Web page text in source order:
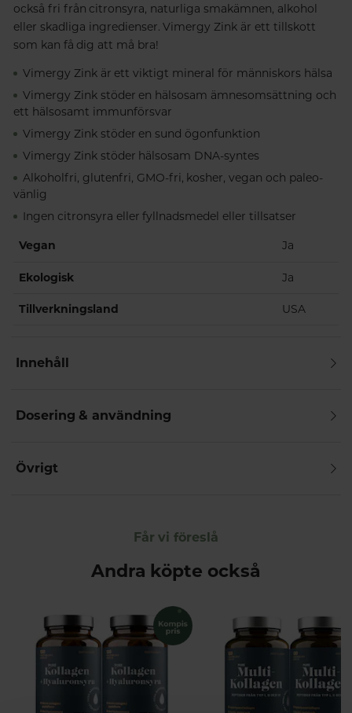
också fri från citronsyra, naturliga smakämnen, alkohol
eller skadliga ingredienser. Vimergy Zink är ett tillskott
som kan få dig att må bra!
Vimergy Zink är ett viktigt mineral för människors hälsa
Vimergy Zink stöder en hälsosam ämnesomsättning och
ett hälsosamt immunförsvar
Vimergy Zink stöder en sund ögonfunktion
Vimergy Zink stöder hälsosam DNA-syntes
Alkoholfri, glutenfri, GMO-fri, kosher, vegan och paleo-
vänlig
Ingen citronsyra eller fyllnadsmedel eller tillsatser
Vegan Ja
Ekologisk Ja
Tillverkningsland USA
Innehåll
Dosering & användning
Övrigt
Får vi föreslå
Andra köpte också